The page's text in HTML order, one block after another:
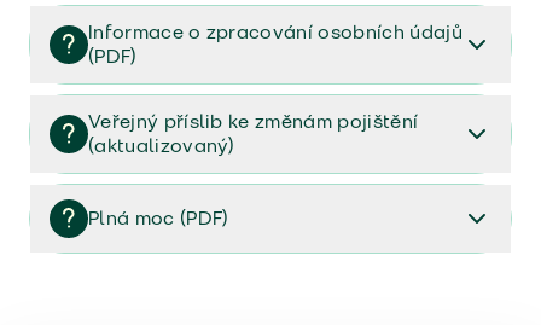
Sazebník poplatků a odměn (PDF)
Informace o zpracování osobních údajů
(PDF)
Informace o zpracování osobních údajů (PDF)
Veřejný příslib ke změnám pojištění
(aktualizovaný)
Veřejný příslib ke změnám pojištění (aktualizovaný)
Plná moc (PDF)